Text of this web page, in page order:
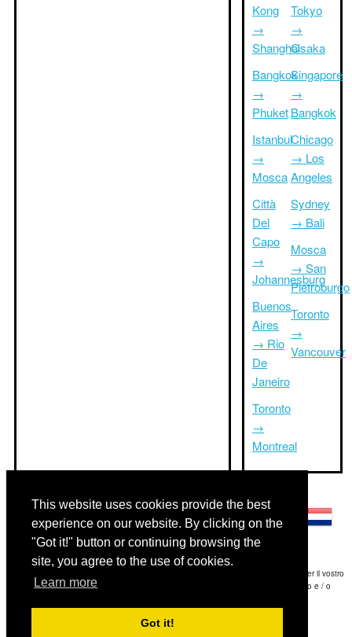
This website uses cookies provide the best
experience on our website. By clicking on the
"Got it!" button or continuing browsing the
site, you agree to the use of cookies.
Learn more
Got it!
Kong
→
Shanghai
Bangkok
→
Phuket
Istanbul
→
Mosca
Città
Del
Capo
→
Johannesburg
Buenos
Aires
→ Rio
De
Janeiro
Toronto
→
Montreal
Tokyo
→
Osaka
Singapore
→
Bangkok
Chicago
→ Los
Angeles
Sydney
→ Bali
Mosca
→ San
Pietroburgo
Toronto
→
Vancouver
Disclaimer: Le informazioni visualizzate su questo sito è la nostra migliore stima e per il vostro
riferimento soltanto.Triptimeto.com non è responsabile di eventuali ritardi viaggio e / o